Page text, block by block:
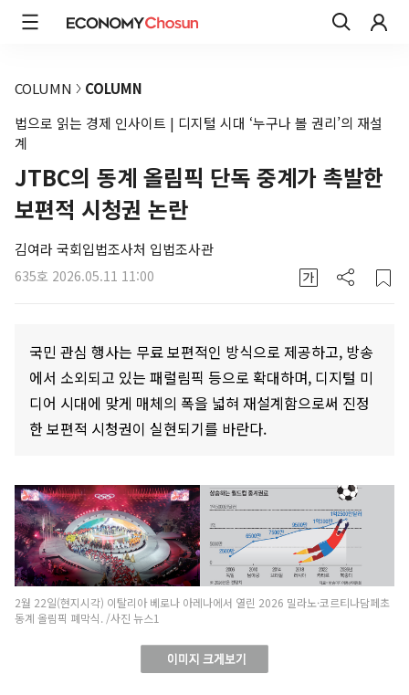
COLUMN
COLUMN
법으로 읽는 경제 인사이트 | 디지털 시대 ‘누구나 볼 권리’의 재설
계
JTBC의 동계 올림픽 단독 중계가 촉발한
보편적 시청권 논란
김여라 국회입법조사처 입법조사관
635호 2026.05.11 11:00
국민 관심 행사는 무료 보편적인 방식으로 제공하고, 방송
에서 소외되고 있는 패럴림픽 등으로 확대하며, 디지털 미
디어 시대에 맞게 매체의 폭을 넓혀 재설계함으로써 진정
한 보편적 시청권이 실현되기를 바란다.
2월 22일(현지시각) 이탈리아 베로나 아레나에서 열린 2026 밀라노·코르티나담페초
동계 올림픽 폐막식. /사진 뉴스1